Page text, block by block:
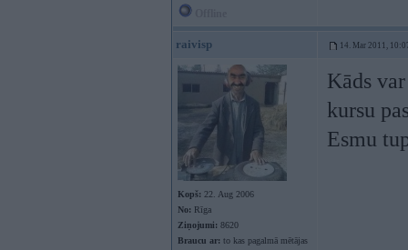
raivisp 14. Mar 2011,
Kopš: 22. Aug 2006
No: Rīga
Ziņojumi: 8620
Braucu ar: to kas pagalmā mētājas
Kāds
kursu
Esmu